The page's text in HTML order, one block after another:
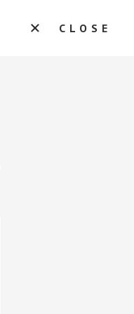
CLOSE